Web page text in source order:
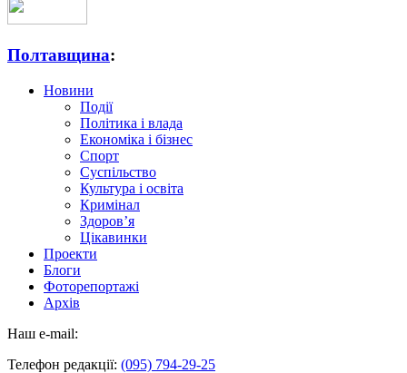
Полтавщина:
Новини
Події
Політика і влада
Економіка і бізнес
Спорт
Суспільство
Культура і освіта
Кримінал
Здоров’я
Цікавинки
Проекти
Блоги
Фоторепортажі
Архів
Наш e-mail:
Телефон редакції: (095) 794-29-25